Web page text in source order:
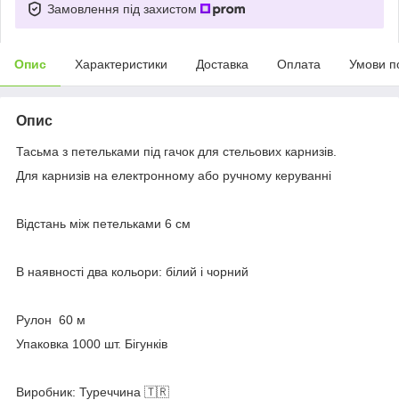
Замовлення під захистом
Опис Характеристики Доставка Оплата Умови
Опис
Тасьма з петельками під гачок для стельових карнизів.
Для карнизів на електронному або ручному керуванні
Відстань між петельками 6 см
В наявності два кольори: білий і чорний
Рулон 60 м
Упаковка 1000 шт. Бігунків
Виробник: Туреччина 🇹🇷